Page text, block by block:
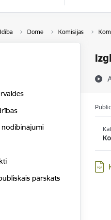
Dome Komisijas
pārskats